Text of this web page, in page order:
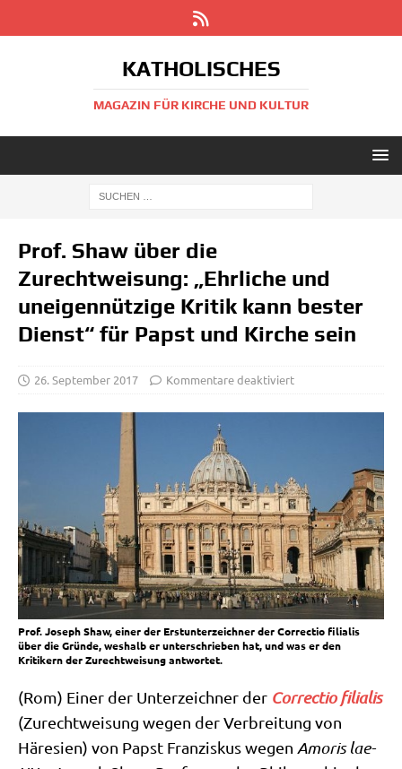
KATHOLISCHES
MAGAZIN FÜR KIRCHE UND KULTUR
Prof. Shaw über die
Zurechtweisung: „Ehrliche und
uneigennützige Kritik kann bester
Dienst“ für Papst und Kirche sein
26. September 2017 Kommentare deaktiviert
Prof. Joseph Shaw, einer der Erstunterzeichner der Correctio filialis
über die Gründe, weshalb er unterschrieben hat, und was er den
Kritikern der Zurechtweisung antwortet.
(Rom) Einer der Unter­zeich­ner der Cor­rec­tio filia­lis
(Zurecht­wei­sung wegen der Ver­brei­tung von
Häre­si­en) von Papst Fran­zis­kus wegen Amo­ris lae­